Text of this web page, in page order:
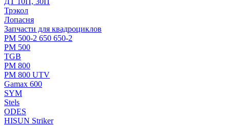
Трэкол
Лопасня
Запчасти для квадроциклов
РМ 500-2 650 650-2
РМ 500
TGB
РМ 800
РМ 800 UTV
Gamax 600
SYM
Stels
ОDЕS
HISUN Striker